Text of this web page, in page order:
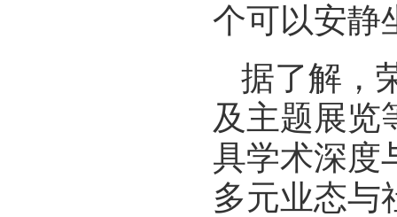
个可以安静
据了解，
及主题展览
具学术深度
多元业态与